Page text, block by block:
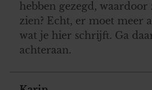
hebben gezegd,
zien? Echt, er moet meer
wat je hier schrijft. Ga
achteraan.